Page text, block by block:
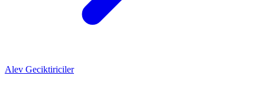
Alev Geciktiriciler